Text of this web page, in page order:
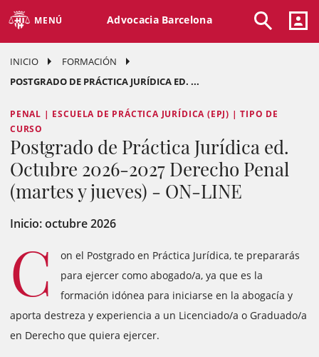
MENÚ Advocacia Barcelona
INICIO
FORMACIÓN
POSTGRADO DE PRÁCTICA JURÍDICA ED. ...
PENAL | ESCUELA DE PRÁCTICA JURÍDICA (EPJ) | TIPO DE
CURSO
Postgrado de Práctica Jurídica ed.
Octubre 2026-2027 Derecho Penal
(martes y jueves) - ON-LINE
Inicio: octubre 2026
C
on el Postgrado en Práctica Jurídica, te prepararás
para ejercer como abogado/a, ya que es la
formación idónea para iniciarse en la abogacía y
aporta destreza y experiencia a un Licenciado/a o Graduado/a
en Derecho que quiera ejercer.